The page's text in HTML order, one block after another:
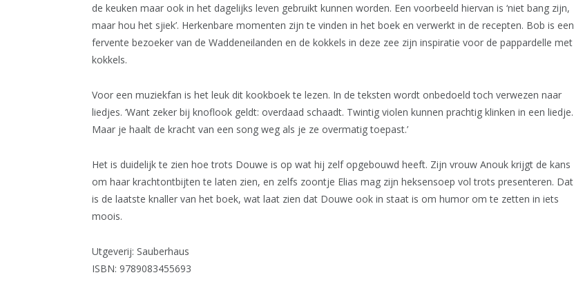
de keuken maar ook in het dagelijks leven gebruikt kunnen worden. Een voorbeeld hiervan is ‘niet bang zijn,
maar hou het sjiek’. Herkenbare momenten zijn te vinden in het boek en verwerkt in de recepten. Bob is een
fervente bezoeker van de Waddeneilanden en de kokkels in deze zee zijn inspiratie voor de pappardelle met
kokkels.
Voor een muziekfan is het leuk dit kookboek te lezen. In de teksten wordt onbedoeld toch verwezen naar
liedjes. ‘Want zeker bij knoflook geldt: overdaad schaadt. Twintig violen kunnen prachtig klinken in een liedje.
Maar je haalt de kracht van een song weg als je ze overmatig toepast.’
Het is duidelijk te zien hoe trots Douwe is op wat hij zelf opgebouwd heeft. Zijn vrouw Anouk krijgt de kans
om haar krachtontbijten te laten zien, en zelfs zoontje Elias mag zijn heksensoep vol trots presenteren. Dat
is de laatste knaller van het boek, wat laat zien dat Douwe ook in staat is om humor om te zetten in iets
moois.
Utgeverij: Sauberhaus
ISBN: 9789083455693